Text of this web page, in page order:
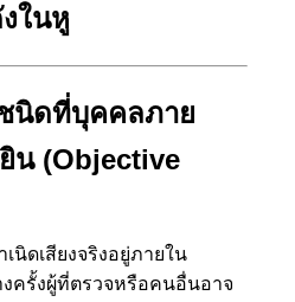
ในหู
นิดที่บุคคลภาย
น (Objective
นิดเสียงจริงอยู่ภายใน
งครั้งผู้ที่ตรวจหรือคนอื่นอาจ